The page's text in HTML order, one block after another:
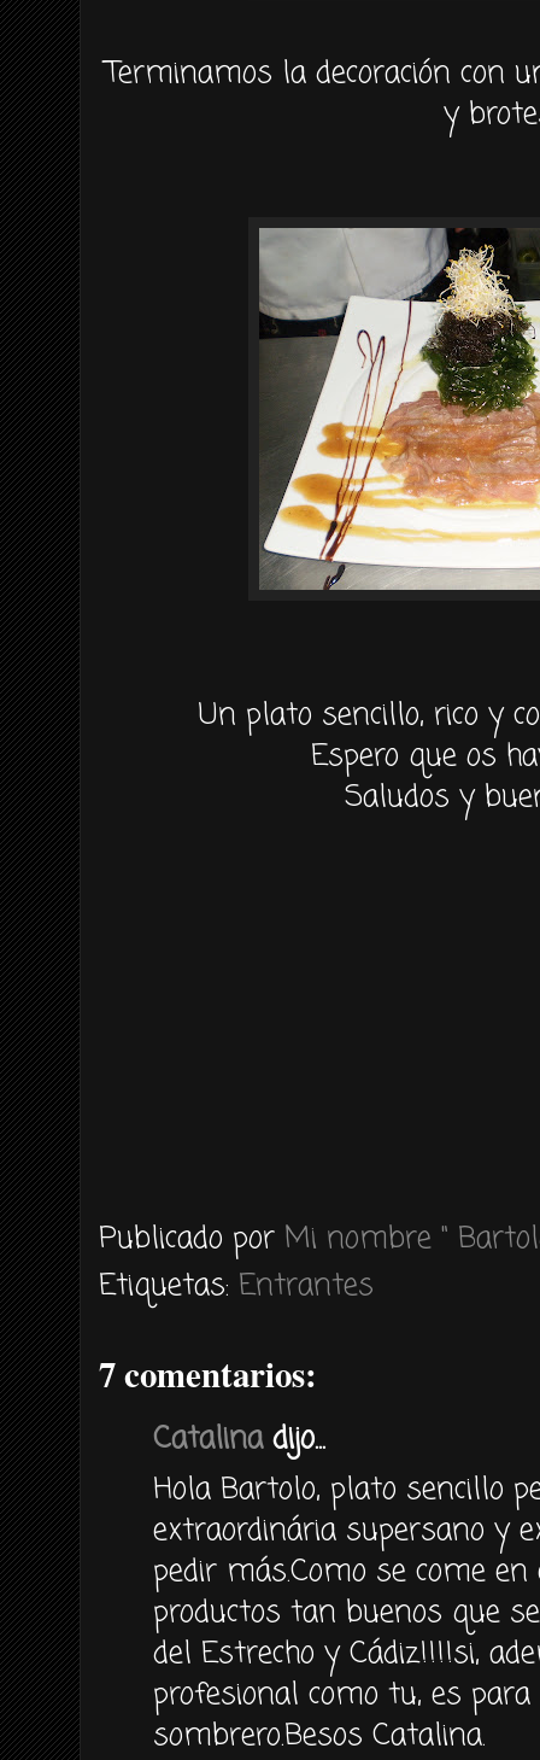
Terminamos ladecoración con
y
Un plato sencillo, rico y
Espero que os
Saludos y
Publicado por Mi nombre "
Etiquetas: Entrantes
7 comentarios:
Catalinadijo...
Hola Bartolo, plato sencillo
extraordinária supersano y
pedir más.Como se come
productos tan buenos que
del Estrecho y Cádiz!!!!si,
profesional como tu, es
sombrero.Besos Catalina.